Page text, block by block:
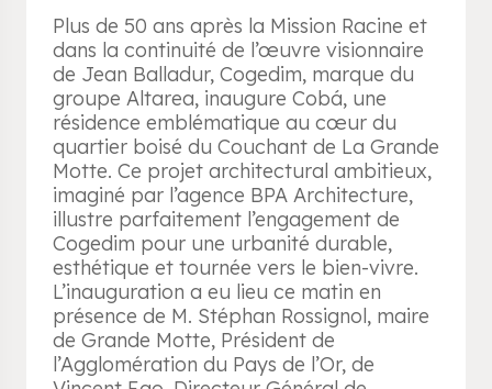
Plus de 50 ans après la Mission Racine et
dans la continuité de l’œuvre visionnaire
de Jean Balladur, Cogedim, marque du
groupe Altarea, inaugure Cobá, une
résidence emblématique au cœur du
quartier boisé du Couchant de La Grande
Motte. Ce projet architectural ambitieux,
imaginé par l’agence BPA Architecture,
illustre parfaitement l’engagement de
Cogedim pour une urbanité durable,
esthétique et tournée vers le bien-vivre.
L’inauguration a eu lieu ce matin en
présence de M. Stéphan Rossignol, maire
de Grande Motte, Président de
l’Agglomération du Pays de l’Or, de